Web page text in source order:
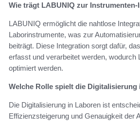
Wie trägt LABUNIQ zur
LABUNIQ ermöglicht die nahtlose
Laborinstrumente, was zur
beiträgt. Diese Integration sorgt dafür,
erfasst und verarbeitet werden, wodurch
optimiert werden.
Welche Rolle spielt die Digitalisierung
Die Digitalisierung in Laboren ist
Effizienzsteigerung und Genauigkeit der